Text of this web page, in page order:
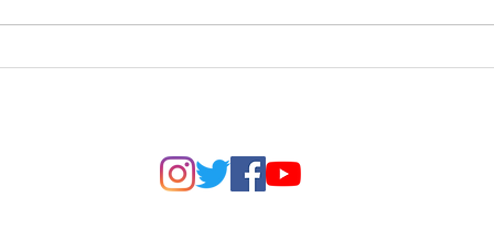
şehirde köpekle yaşamak